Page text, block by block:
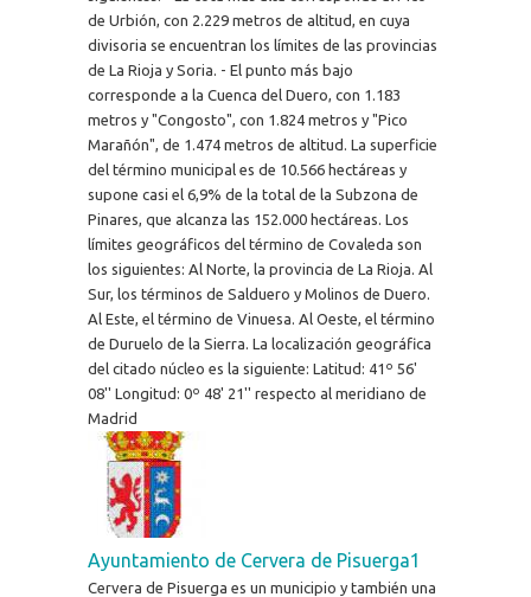
de Urbión, con 2.229 metros de altitud, en cuya
divisoria se encuentran los límites de las provincias
de La Rioja y Soria. - El punto más bajo
corresponde a la Cuenca del Duero, con 1.183
metros y "Congosto", con 1.824 metros y "Pico
Marañón", de 1.474 metros de altitud. La superficie
del término municipal es de 10.566 hectáreas y
supone casi el 6,9% de la total de la Subzona de
Pinares, que alcanza las 152.000 hectáreas. Los
límites geográficos del término de Covaleda son
los siguientes: Al Norte, la provincia de La Rioja. Al
Sur, los términos de Salduero y Molinos de Duero.
Al Este, el término de Vinuesa. Al Oeste, el término
de Duruelo de la Sierra. La localización geográfica
del citado núcleo es la siguiente: Latitud: 41º 56'
08'' Longitud: 0º 48' 21'' respecto al meridiano de
Madrid
Ayuntamiento de Cervera de Pisuerga1
Cervera de Pisuerga es un municipio y también una